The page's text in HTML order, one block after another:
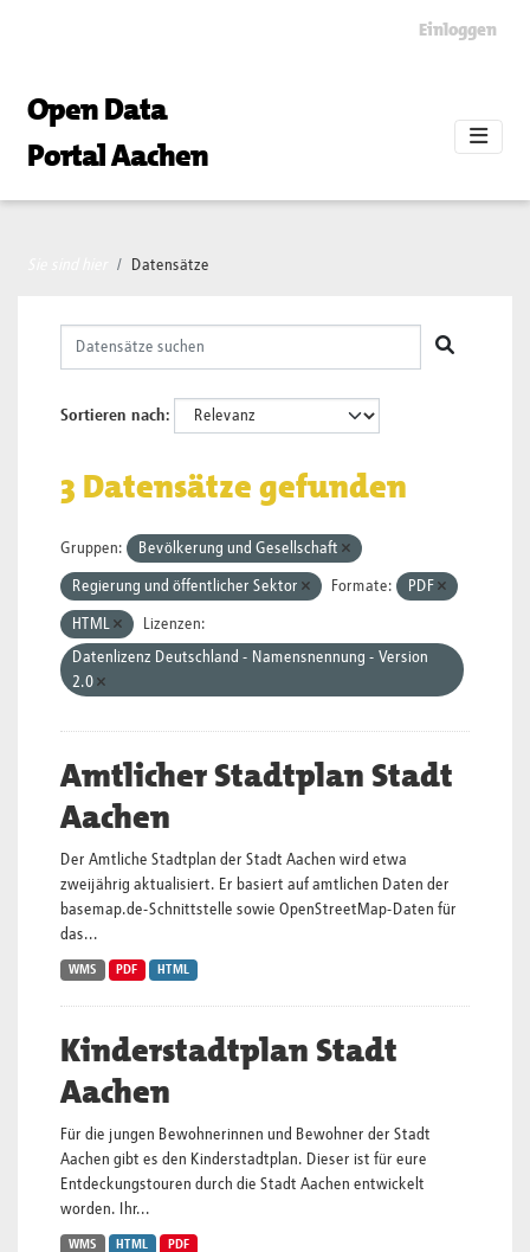
Einloggen
Open Data
Portal Aachen
Datensätze
Sortieren nach
3 Datensätze gefunden
Gruppen: Bevölkerung und Gesellschaft
Regierung und öffentlicher Sektor Formate: PDF
HTML
Lizenzen:
Datenlizenz Deutschland - Namensnennung - Version
2.0
Amtlicher Stadtplan Stadt
Aachen
Der Amtliche Stadtplan der Stadt Aachen wird etwa
zweijährig aktualisiert. Er basiert auf amtlichen Daten der
basemap.de-Schnittstelle sowie OpenStreetMap-Daten für
das...
WMS PDF HTML
Kinderstadtplan Stadt
Aachen
Für die jungen Bewohnerinnen und Bewohner der Stadt
Aachen gibt es den Kinderstadtplan. Dieser ist für eure
Entdeckungstouren durch die Stadt Aachen entwickelt
worden. Ihr...
WMS HTML PDF